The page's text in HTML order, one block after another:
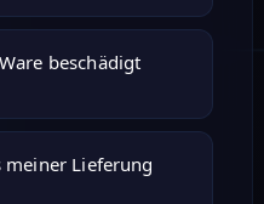
vor Ort: bis
neuer Termin
beschädigt
Schäden melden
uns um
meiner Lieferung